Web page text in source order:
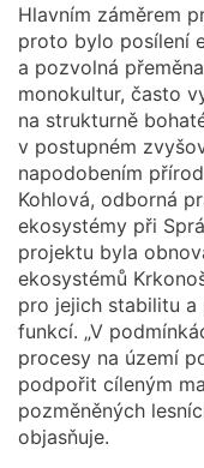
Hlavním záměrem
proto bylo posílení
a pozvolná
monokultur, často
na strukturně
v postupném
napodobením
Kohlová, odborná
ekosystémy při
projektu byla
ekosystémů
pro jejich stabilitu
funkcí. „V
procesy na území
podpořit cíleným
pozměněných
objasňuje.